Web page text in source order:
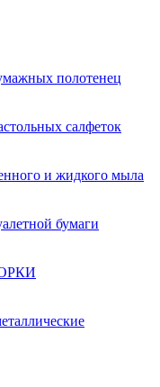
полотенец
салфеток
и жидкого мыла
бумаги